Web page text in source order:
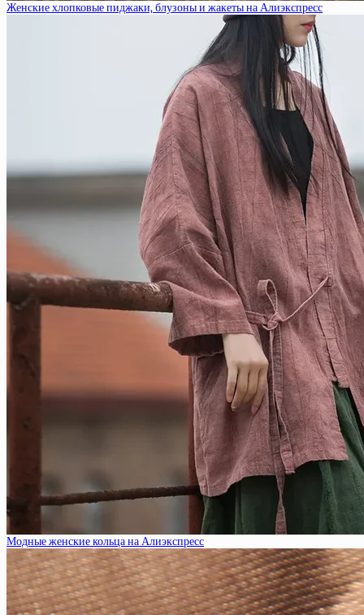
Женские хлопковые пиджаки, блузоны и жакеты на Алиэкспресс
Модные женские кольца на Алиэкспресс